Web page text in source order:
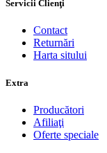
Servicii Clienţi
Contact
Returnări
Harta sitului
Extra
Producători
Afiliaţi
Oferte speciale